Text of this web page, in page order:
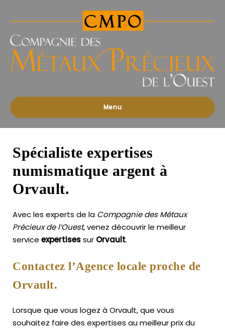
des
Précieux
l'Ouest
Menu
Spécialiste expertises
numismatique argent à
Orvault.
Avec les experts de la Compagnie des Métaux
Précieux de l’Ouest, venez découvrir le meilleur
service expertisessur Orvault.
Contactez l’Agence locale proche de
Orvault.
Lorsque que vous logez à Orvault, que vous
souhaitez faire des expertises au meilleur prix du